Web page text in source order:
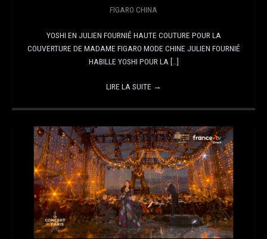
FIGARO CHINA
YOSHI EN JULIEN FOURNIÉ HAUTE COUTURE POUR LA
COUVERTURE DE MADAME FIGARO MODE CHINE JULIEN FOURNIÉ
HABILLE YOSHI POUR LA […]
LIRE LA SUITE →